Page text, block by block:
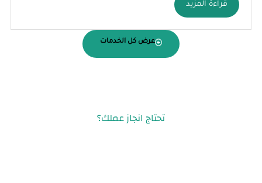
قراءة المزيد
عرض كل الخدمات
تحتاج انجاز عملك؟